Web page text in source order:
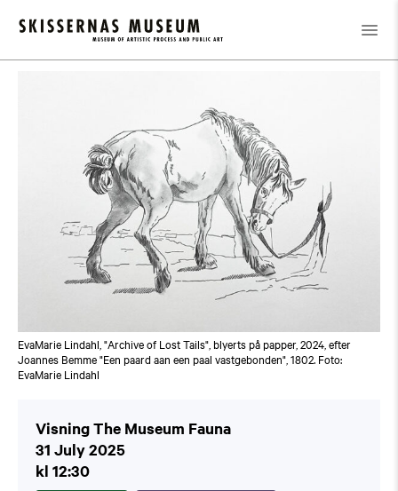
Calendar / Visning The Museum Fauna
EvaMarie Lindahl, "Archive of Lost Tails", blyerts på papper, 2024, efter
Joannes Bemme "Een paard aan een paal vastgebonden", 1802. Foto:
EvaMarie Lindahl
Visning The Museum Fauna
31 July 2025
kl 12:30